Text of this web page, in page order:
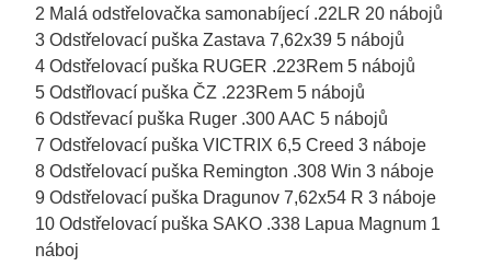
2 Malá odstřelovačka samonabíjecí .22LR 20 nábojů
3 Odstřelovací puška Zastava 7,62x39 5 nábojů
4 Odstřelovací puška RUGER .223Rem 5 nábojů
5 Odstřlovací puška ČZ .223Rem 5 nábojů
6 Odstřevací puška Ruger .300 AAC 5 nábojů
7 Odstřelovací puška VICTRIX 6,5 Creed 3 náboje
8 Odstřelovací puška Remington .308 Win 3 náboje
9 Odstřelovací puška Dragunov 7,62x54 R 3 náboje
10 Odstřelovací puška SAKO .338 Lapua Magnum 1
náboj